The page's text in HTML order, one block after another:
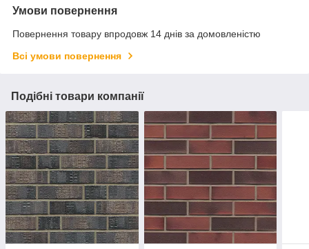
Умови повернення
Повернення товару впродовж 14 днів за домовленістю
Всі умови повернення
Подібні товари компанії